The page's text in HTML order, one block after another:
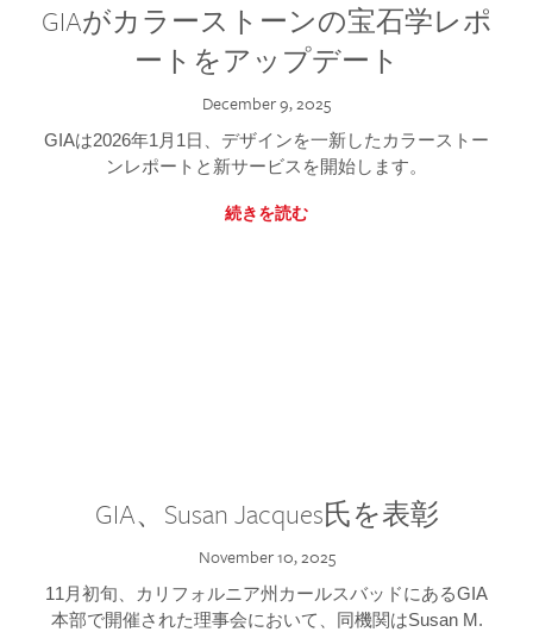
GIAがカラーストーンの宝石学レポ
ートをアップデート
December 9, 2025
GIAは2026年1月1日、デザインを一新したカラーストー
ンレポートと新サービスを開始します。
続きを読む
GIA、Susan Jacques氏を表彰
November 10, 2025
11月初旬、カリフォルニア州カールスバッドにあるGIA
本部で開催された理事会において、同機関はSusan M.